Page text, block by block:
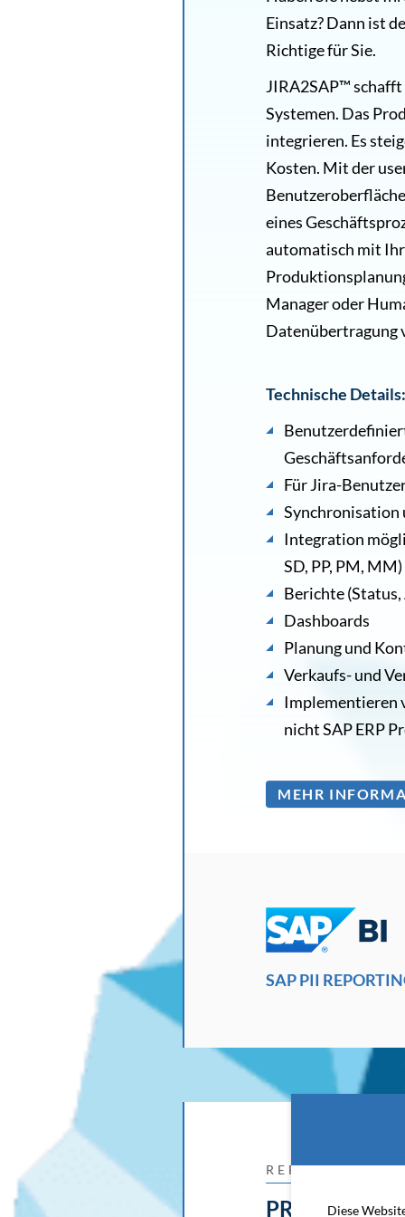
Einsatz? Dann ist
Richtige für Sie.
JIRA2SAP™
Systemen. Das
integrieren. Es
Kosten. Mit der
eines
automatisch mit
Manager oder
Datenübertragung
Technische Details:
Für Jira-
Synchronisation
Integration
SD, PP, PM, MM)
Berichte
Dashboards
Planung und
Verkaufs- und
Implementieren
nicht SAP ERP
MEHR
SAP PII
REFERENZEN
PRODUKT-/
Diese